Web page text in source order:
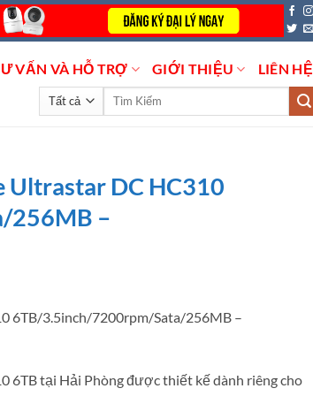
VẤN VÀ HỖ TRỢ GIỚI THIỆU LIÊN HỆ
Tìm
Ultrastar DC HC310
256MB –
6TB/3.5inch/7200rpm/Sata/256MB –
6TB tại Hải Phòng được thiết kế dành riêng cho